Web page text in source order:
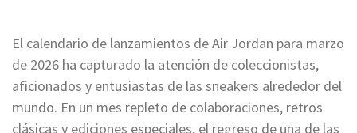
El calendario de lanzamientos de Air Jordan para marzo
de 2026 ha capturado la atención de coleccionistas,
aficionados y entusiastas de las sneakers alrededor del
mundo. En un mes repleto de colaboraciones, retros
clásicas y ediciones especiales, el regreso de una de las